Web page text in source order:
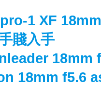
1 XF
賤入手
18mm
18mm f5.6